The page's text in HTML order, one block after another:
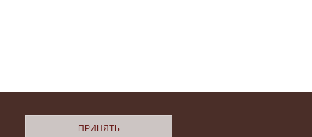
ПРИНЯТЬ